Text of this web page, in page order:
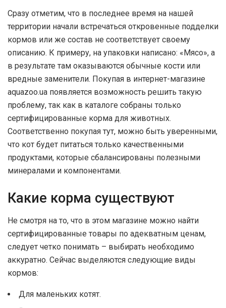
Сразу отметим, что в последнее время на нашей
территории начали встречаться откровенные подделки
кормов или же состав не соответствует своему
описанию. К примеру, на упаковки написано: «Мясо», а
в результате там оказываются обычные кости или
вредные заменители. Покупая в интернет-магазине
aquazoo.ua появляется возможность решить такую
проблему, так как в каталоге собраны только
сертифицированные корма для животных.
Соответственно покупая тут, можно быть уверенными,
что кот будет питаться только качественными
продуктами, которые сбалансированы полезными
минералами и компонентами.
Какие корма существуют
Не смотря на то, что в этом магазине можно найти
сертифицированные товары по адекватным ценам,
следует четко понимать – выбирать необходимо
аккуратно. Сейчас выделяются следующие виды
кормов:
Для маленьких котят.